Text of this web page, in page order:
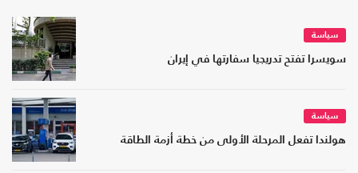
سياسة
سويسرا تفتح تدريجيا سفارتها في إيران
سياسة
هولندا تفعل المرحلة الأولى من خطة أزمة الطاقة